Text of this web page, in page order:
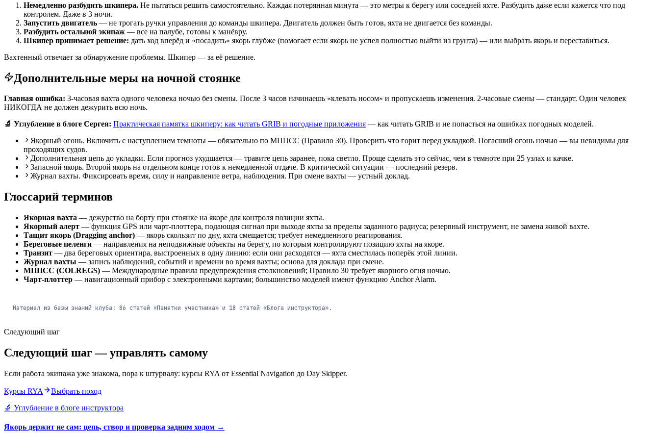
Немедленно разбудить шкипера. Не пытаться решить самостоятельно. Каждая потерянная минута — это метры к берегу или соседней яхте. Разбудить даже если кажется что под
контролем. Даже в 3 ночи.
Запустить двигатель — не трогать ручки управления до команды шкипера. Двигатель должен быть готов, яхта не двигается без команды.
Разбудить остальной экипаж — все на палубе, готовы к манёвру.
Шкипер принимает решение: дать ход вперёд и «посадить» якорь глубже (помогает если якорь не успел полностью выйти из грунта) — или выбрать якорь и переставиться.
Вахтенный отвечает за обнаружение проблемы. Шкипер — за её решение.
Дополнительные меры на ночной стоянке
Главная ошибка: 3-часовая вахта одного человека ночью без смены. После 3 часов начинаешь «клевать носом» и пропускаешь изменения. 2-часовые смены — стандарт. Один человек
НИКОГДА не должен дежурить всю ночь.
🔬 Углубление в блоге Сергея: Практическая памятка шкиперу: как читать GRIB и погодные приложения — как читать GRIB и не попасться на ошибках погодных моделей.
Якорный огонь. Включить с наступлением темноты — обязательно по МППСС (Правило 30). Проверить что горит перед укладкой. Погасший огонь ночью — вы невидимы для
проходящих судов.
Дополнительная цепь до укладки. Если прогноз ухудшается — травите цепь заранее, пока светло. Проще сделать это сейчас, чем в темноте при 25 узлах и качке.
Запасной якорь. Второй якорь на отдельном конце готов к немедленной отдаче. В критической ситуации — последний резерв.
Журнал вахты. Фиксировать время, силу и направление ветра, наблюдения. При смене вахты — устный доклад.
Глоссарий терминов
Якорная вахта — дежурство на борту при стоянке на якоре для контроля позиции яхты.
Якорный алерт — функция GPS или чарт-плоттера, подающая сигнал при выходе яхты за пределы заданного радиуса; резервный инструмент, не замена живой вахте.
Тащит якорь (Dragging anchor) — якорь скользит по дну, яхта смещается; требует немедленного реагирования.
Береговые пеленги — направления на неподвижные объекты на берегу, по которым контролируют позицию яхты на якоре.
Транзит — два береговых ориентира, выстроенных в одну линию: если они расходятся — яхта сместилась поперёк этой линии.
Журнал вахты — запись наблюдений, событий и времени во время вахты; основа для доклада при смене.
МППСС (COLREGS) — Международные правила предупреждения столкновений; Правило 30 требует якорного огня ночью.
Чарт-плоттер — навигационный прибор с электронными картами; большинство моделей имеют функцию Anchor Alarm.
Материал из базы знаний клуба: 86 статей «Памятки участника» и 18 статей «Блога инструктора».
Следующий шаг
Следующий шаг — управлять самому
Если работа экипажа уже знакома, пора к штурвалу: курсы RYA от Essential Navigation до Day Skipper.
Курсы RYA
Выбрать поход
🔬 Углубление в блоге инструктора
Якорь держит не сам: цепь, створ и проверка задним ходом →